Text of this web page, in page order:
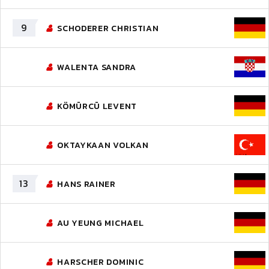
9 SCHODERER CHRISTIAN
WALENTA SANDRA
KÖMÜRCÜ LEVENT
OKTAYKAAN VOLKAN
13 HANS RAINER
AU YEUNG MICHAEL
HARSCHER DOMINIC